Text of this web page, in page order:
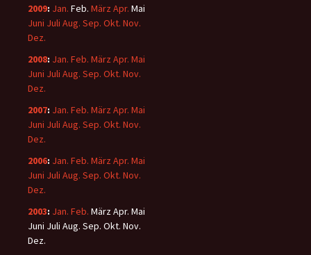
2009: Jan. Feb. März Apr. Mai
Juni Juli Aug. Sep. Okt. Nov.
Dez.
2008: Jan. Feb. März Apr. Mai
Juni Juli Aug. Sep. Okt. Nov.
Dez.
2007: Jan. Feb. März Apr. Mai
Juni Juli Aug. Sep. Okt. Nov.
Dez.
2006: Jan. Feb. März Apr. Mai
Juni Juli Aug. Sep. Okt. Nov.
Dez.
2003: Jan. Feb. MärzApr. Mai
Juni Juli Aug. Sep. Okt. Nov.
Dez.